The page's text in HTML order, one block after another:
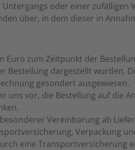
oder einer zufälligen
über, in dem dieser in
Euro zum Zeitpunkt der
Bestellung dargestellt wurden.
gesondert ausgewiesen.
uns vor, die Bestellung auf die
Vereinbarung ab
Verpackung
eine Transportversicherung